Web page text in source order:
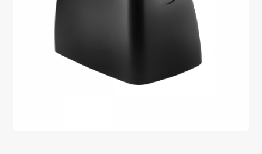
Katalógy